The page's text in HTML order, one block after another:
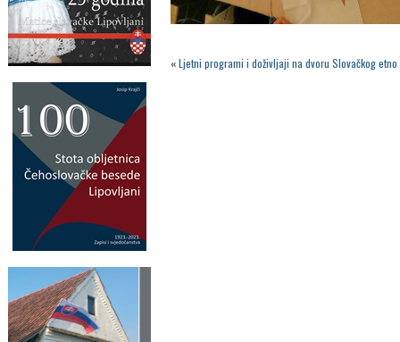
«Ljetni programi i doživljaji na dvoru Slovačkog